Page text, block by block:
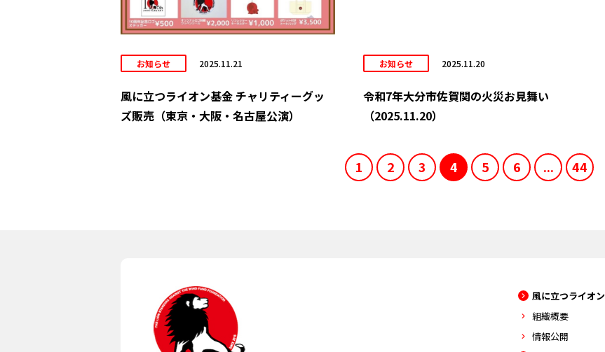
お知らせ 2025.11.21
風に立つライオン基金 チャリティーグッ
ズ販売（東京・大阪・名古屋公演）
お知らせ 2025.11.20
令和7年大分市佐賀関の火災お見舞い
（2025.11.20）
1 2 3 4 5 6 ... 44
風に立つライオ
組織概要
情報公開